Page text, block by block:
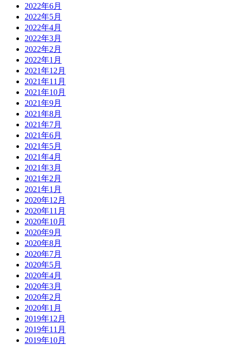
2022年6月
2022年5月
2022年4月
2022年3月
2022年2月
2022年1月
2021年12月
2021年11月
2021年10月
2021年9月
2021年8月
2021年7月
2021年6月
2021年5月
2021年4月
2021年3月
2021年2月
2021年1月
2020年12月
2020年11月
2020年10月
2020年9月
2020年8月
2020年7月
2020年5月
2020年4月
2020年3月
2020年2月
2020年1月
2019年12月
2019年11月
2019年10月